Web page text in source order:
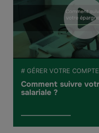
# GÉRER VOTRE
Comment suivre
salariale ?